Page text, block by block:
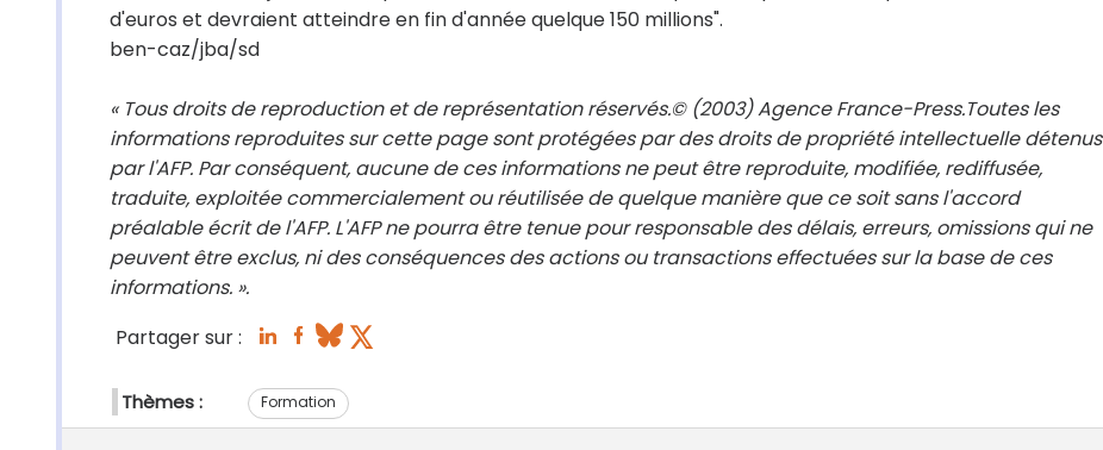
d'euros et devraient atteindre en fin d'année quelque 150 millions".
ben-caz/jba/sd
« Tous droits de reproduction et de représentation réservés.© (2003) Agence France-Press.Toutes les
informations reproduites sur cette page sont protégées par des droits de propriété intellectuelle détenus
par l'AFP. Par conséquent, aucune de ces informations ne peut être reproduite, modifiée, rediffusée,
traduite, exploitée commercialement ou réutilisée de quelque manière que ce soit sans l'accord
préalable écrit de l'AFP. L'AFP ne pourra être tenue pour responsable des délais, erreurs, omissions qui ne
peuvent être exclus, ni des conséquences des actions ou transactions effectuées sur la base de ces
informations. ».
Partager sur :
Thèmes : Formation